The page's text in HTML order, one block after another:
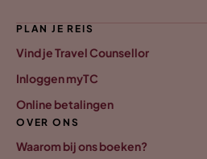
PLAN JE REIS
Vind je Travel Counsellor
Inloggen myTC
Online betalingen
OVER ONS
Waarom bij ons boeken?